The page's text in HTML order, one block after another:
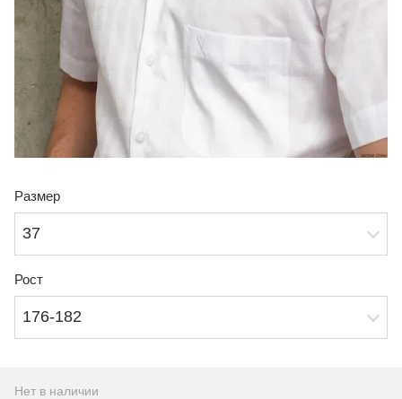
Размер
37
Рост
176-182
Нет в наличии